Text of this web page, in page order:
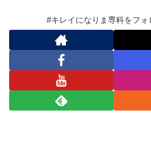
#キレイになりま専科をフォ